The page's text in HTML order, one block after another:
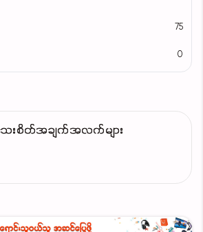
75
0
းစိတ်အချက်အလက်များ